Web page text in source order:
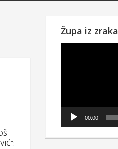
Župa iz zraka
00:00